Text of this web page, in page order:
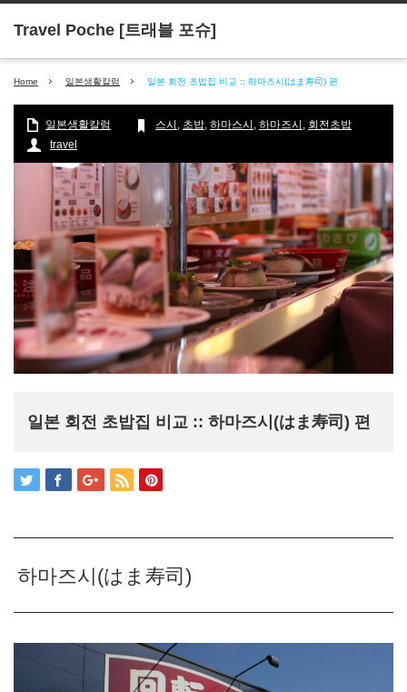
Home 일본생활칼럼 일본 회전 초밥집 비교 :: 하마즈시(はま寿司) 편
일본생활칼럼 스시 , 초밥, 하마스시 , 하마즈시 , 회전초밥
travel
일본 회전 초밥집 비교 :: 하마즈시(はま寿司) 편
하마즈시(はま寿司)